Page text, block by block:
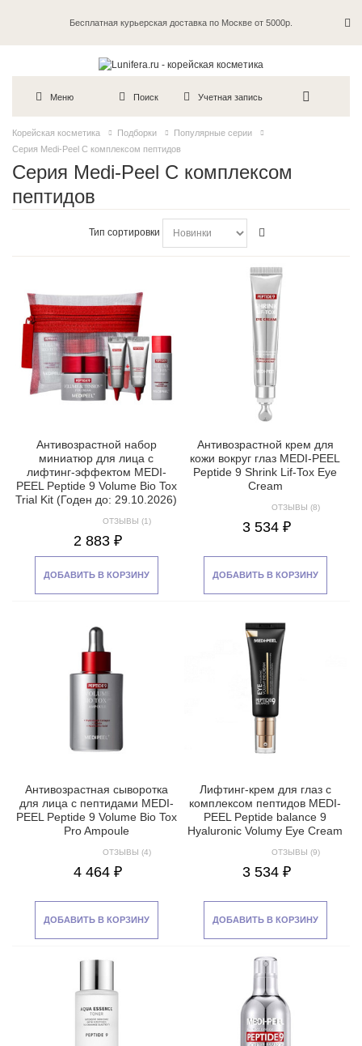
Бесплатная курьерская доставка по Москве от 5000р.
Пробники в каждый заказ
Меню Поиск Учетная запись
Корейская косметика Подборки
Популярные серии
Серия Medi-Peel С комплексом пептидов
Серия Medi-Peel С комплексом
пептидов
Тип сортировки
Антивозрастной набор
миниатюр для лица с
лифтинг-эффектом MEDI-
PEEL Peptide 9 Volume Bio Tox
Trial Kit (Годен до: 29.10.2026)
ОТЗЫВЫ (1)
2 883 ₽
ДОБАВИТЬ В КОРЗИНУ
Антивозрастной крем для
кожи вокруг глаз MEDI-PEEL
Peptide 9 Shrink Lif-Tox Eye
Cream
ОТЗЫВЫ (8)
3 534 ₽
ДОБАВИТЬ В КОРЗИНУ
Антивозрастная сыворотка
для лица с пептидами MEDI-
PEEL Peptide 9 Volume Bio Tox
Pro Ampoule
ОТЗЫВЫ (4)
4 464 ₽
ДОБАВИТЬ В КОРЗИНУ
Лифтинг-крем для глаз с
комплексом пептидов MEDI-
PEEL Peptide balance 9
Hyaluronic Volumy Eye Cream
ОТЗЫВЫ (9)
3 534 ₽
ДОБАВИТЬ В КОРЗИНУ